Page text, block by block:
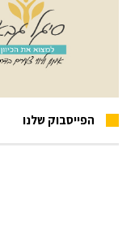
הפייסבוק שלנו